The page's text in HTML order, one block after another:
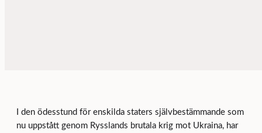
I den ödesstund för enskilda staters självbestämmande som
nu uppstått genom Rysslands brutala krig mot Ukraina, har